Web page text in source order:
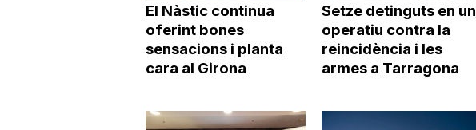
El Nàstic continua
oferint bones
sensacions i planta
cara al Girona
Setze detinguts en un
operatiu contra la
reincidència i les
armes a Tarragona